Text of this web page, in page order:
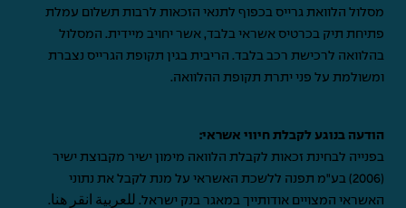
מסלול הלוואת גרייס בכפוף לתנאי הזכאות לרבות תשלום עמלת
פתיחת תיק בכרטיס אשראי בלבד, אשר יחויב מיידית. המסלול
בהלוואה לרכישת רכב בלבד. הריבית בגין תקופת הגרייס נצברת
ומשולמת על פני יתרת תקופת ההלוואה.
הודעה בנוגע לקבלת חיווי אשראי:
בפנייה לבחינת זכאות לקבלת הלוואה מימון ישיר מקבוצת ישיר
(2006) בע"מ תפנה ללשכת האשראי על מנת לקבל את נתוני
האשראי המצויים אודותייך במאגר בנק ישראל. للعربية انقر هنا.